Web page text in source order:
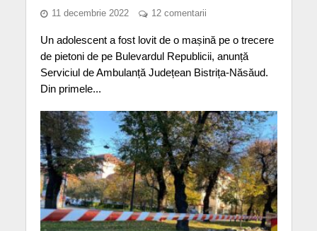
11 decembrie 2022 12 comentarii
Un adolescent a fost lovit de o mașină pe o trecere
de pietoni de pe Bulevardul Republicii, anunță
Serviciul de Ambulanță Județean Bistrița-Năsăud.
Din primele...